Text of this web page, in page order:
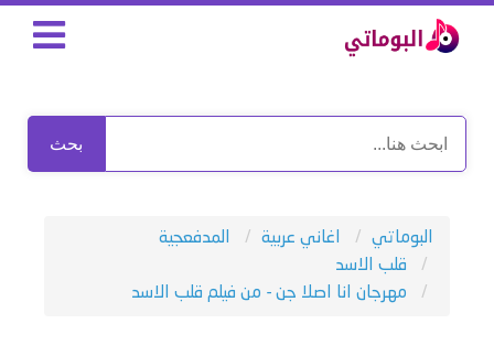
بحث
البوماتي اغاني عربية
المدفعجية
قلب الاسد
مهرجان انا اصلا جن - من فيلم قلب الاسد